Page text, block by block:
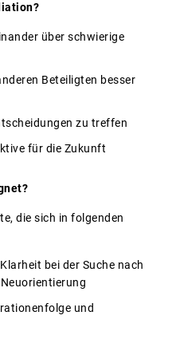
über schwierige
Beteiligten besser
zu treffen
für die Zukunft
die sich in folgenden
bei der Suche nach
und